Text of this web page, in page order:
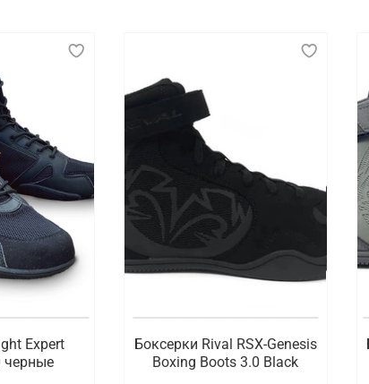
подошвой, которая помогает предотвратить
и достаточно универсальной, чтобы подходить
спортсмена, как и одежда. Для создания
предложить боксерки и борцовки,
для спорта с удобной доставкой в
цене купить спортивную обувь самого
на рынке профессиональной экипировки для
Expert
черные
Боксерки Rival RSX-Genesis
Boxing Boots 3.0 Black